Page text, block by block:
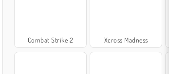
Combat Strike 2 Xcross Madness